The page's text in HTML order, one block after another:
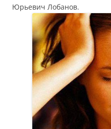
Юрьевич Лобанов.